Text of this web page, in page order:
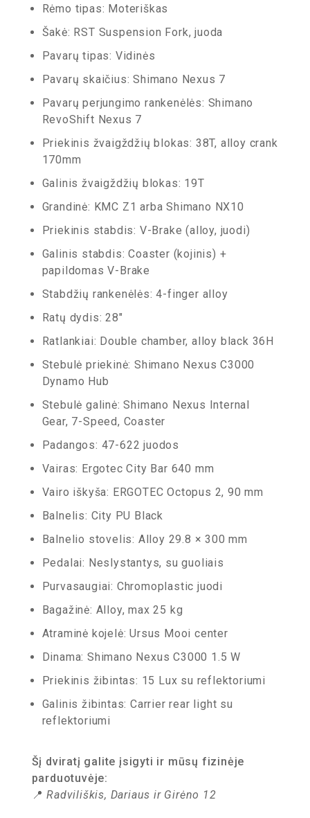
Rėmo tipas: Moteriškas
Šakė: RST Suspension Fork, juoda
Pavarų tipas: Vidinės
Pavarų skaičius: Shimano Nexus 7
Pavarų perjungimo rankenėlės: Shimano
RevoShift Nexus 7
Priekinis žvaigždžių blokas: 38T, alloy crank
170mm
Galinis žvaigždžių blokas: 19T
Grandinė: KMC Z1 arba Shimano NX10
Priekinis stabdis: V-Brake (alloy, juodi)
Galinis stabdis: Coaster (kojinis) +
papildomas V-Brake
Stabdžių rankenėlės: 4-finger alloy
Ratų dydis: 28″
Ratlankiai: Double chamber, alloy black 36H
Stebulė priekinė: Shimano Nexus C3000
Dynamo Hub
Stebulė galinė: Shimano Nexus Internal
Gear, 7-Speed, Coaster
Padangos: 47-622 juodos
Vairas: Ergotec City Bar 640 mm
Vairo iškyša: ERGOTEC Octopus 2, 90 mm
Balnelis: City PU Black
Balnelio stovelis: Alloy 29.8 × 300 mm
Pedalai: Neslystantys, su guoliais
Purvasaugiai: Chromoplastic juodi
Bagažinė: Alloy, max 25 kg
Atraminė kojelė: Ursus Mooi center
Dinama: Shimano Nexus C3000 1.5 W
Priekinis žibintas: 15 Lux su reflektoriumi
Galinis žibintas: Carrier rear light su
reflektoriumi
Šį dviratį galite įsigyti ir mūsų fizinėje
parduotuvėje:
📍Radviliškis, Dariaus ir Girėno 12